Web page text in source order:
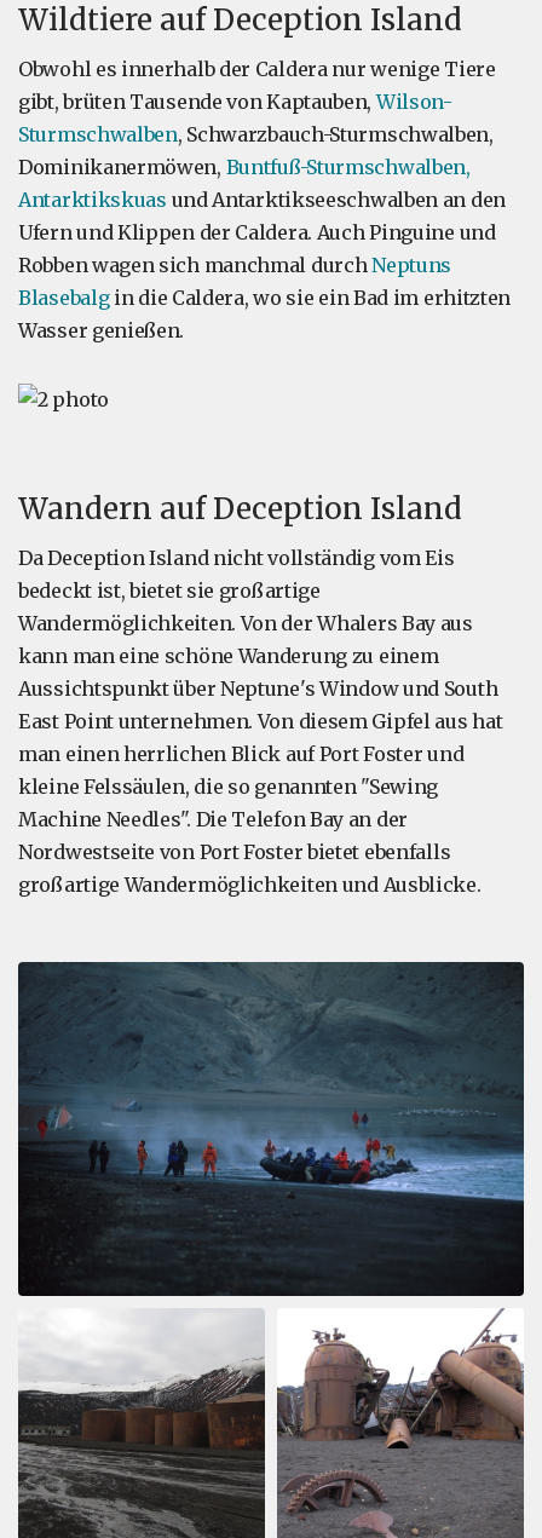
Wildtiere auf Deception Island
Obwohl es innerhalb der Caldera nur wenige Tiere
gibt, brüten Tausende von Kaptauben,Wilson-
Sturmschwalben, Schwarzbauch-Sturmschwalben,
Dominikanermöwen, Buntfuß-Sturmschwalben,
Antarktikskuas und Antarktikseeschwalben an den
Ufern und Klippen der Caldera. Auch Pinguine und
Robben wagen sich manchmal durchNeptuns
Blasebalgin die Caldera, wo sie ein Bad im erhitzten
Wasser genießen.
Wandern auf Deception Island
Da Deception Island nicht vollständig vom Eis
bedeckt ist, bietet sie großartige
Wandermöglichkeiten. Von der Whalers Bay aus
kann man eine schöne Wanderung zu einem
Aussichtspunkt über Neptune's Window und South
East Point unternehmen. Von diesem Gipfel aus hat
man einen herrlichen Blick auf Port Foster und
kleine Felssäulen, die so genannten "Sewing
Machine Needles". Die Telefon Bay an der
Nordwestseite von Port Foster bietet ebenfalls
großartige Wandermöglichkeiten und Ausblicke.